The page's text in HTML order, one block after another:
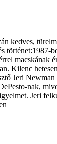
kedves,
történet:1987-
macskának
Kilenc
Jeri
nak,
Jeri